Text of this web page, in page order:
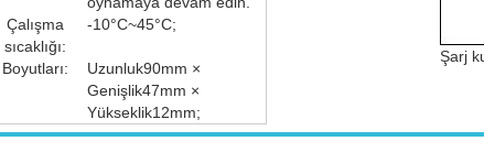
Çalışma
sıcaklığı:
-10°C~45°C;
Boyutları:
Uzunluk90mm ×
Genişlik47mm ×
Yükseklik12mm;
Şarj